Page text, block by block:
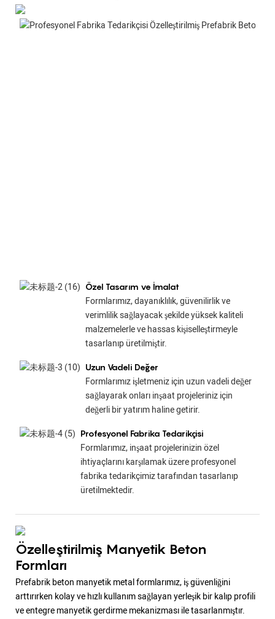
Özel Tasarım ve İmalat
Formlarımız, dayanıklılık, güvenilirlik ve
verimlilik sağlayacak şekilde yüksek kaliteli
malzemelerle ve hassas kişiselleştirmeyle
tasarlanıp üretilmiştir.
Uzun Vadeli Değer
Formlarımız işletmeniz için uzun vadeli değer
sağlayarak onları inşaat projeleriniz için
değerli bir yatırım haline getirir.
Profesyonel Fabrika Tedarikçisi
Formlarımız, inşaat projelerinizin özel
ihtiyaçlarını karşılamak üzere profesyonel
fabrika tedarikçimiz tarafından tasarlanıp
üretilmektedir.
Özelleştirilmiş Manyetik Beton
Formları
Prefabrik beton manyetik metal formlarımız, iş güvenliğini
arttırırken kolay ve hızlı kullanım sağlayan yerleşik bir kalıp profili
ve entegre manyetik gerdirme mekanizması ile tasarlanmıştır.